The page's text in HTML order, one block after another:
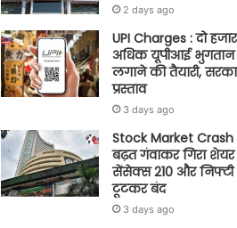
2 days ago
UPI Charges : दो
अधिक यूपीआई
लगाने की तैयारी,
प्रस्ताव
3 days ago
Stock Market
बढ़त गंवाकर गिरा शेयर
सेंसेक्स 210 और
टूटकर बंद
3 days ago